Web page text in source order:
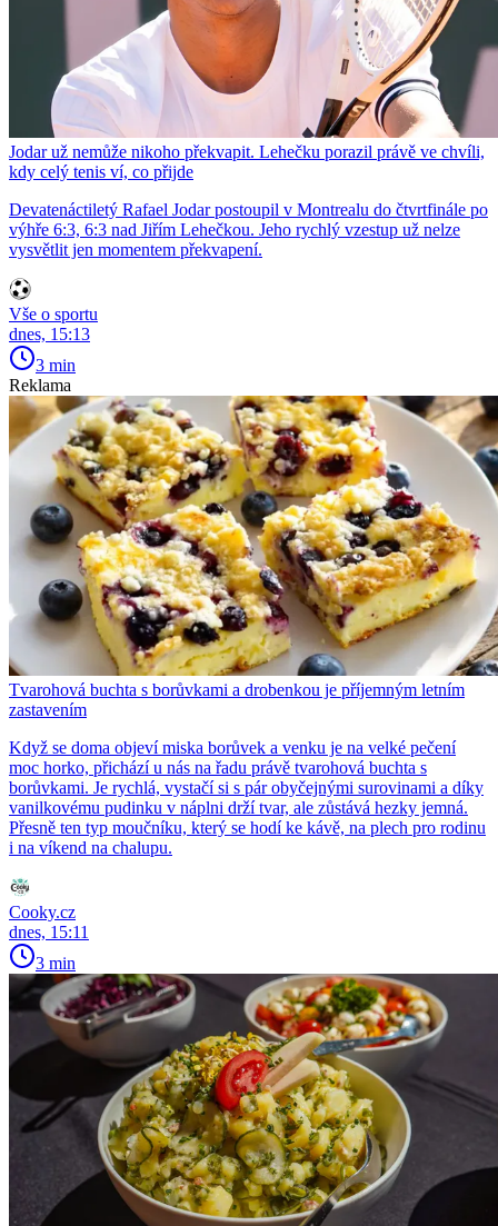
Jodar už nemůže nikoho překvapit. Lehečku porazil právě ve chvíli,
kdy celý tenis ví, co přijde
Devatenáctiletý Rafael Jodar postoupil v Montrealu do čtvrtfinále po
výhře 6:3, 6:3 nad Jiřím Lehečkou. Jeho rychlý vzestup už nelze
vysvětlit jen momentem překvapení.
Vše o sportu
dnes, 15:13
3 min
Reklama
Tvarohová buchta s borůvkami a drobenkou je příjemným letním
zastavením
Když se doma objeví miska borůvek a venku je na velké pečení
moc horko, přichází u nás na řadu právě tvarohová buchta s
borůvkami. Je rychlá, vystačí si s pár obyčejnými surovinami a díky
vanilkovému pudinku v náplni drží tvar, ale zůstává hezky jemná.
Přesně ten typ moučníku, který se hodí ke kávě, na plech pro rodinu
i na víkend na chalupu.
Cooky.cz
dnes, 15:11
3 min